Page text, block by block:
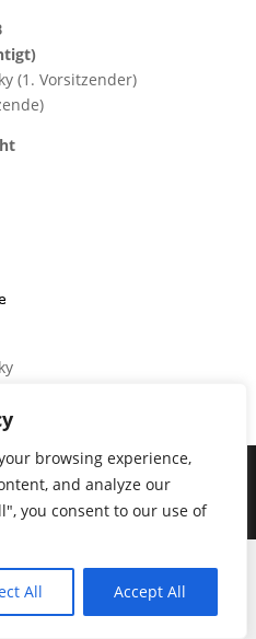
browsing experience,
and analyze our
you consent to our use of
All Accept All
(1. Vorsitzender)
Hannover e.V.